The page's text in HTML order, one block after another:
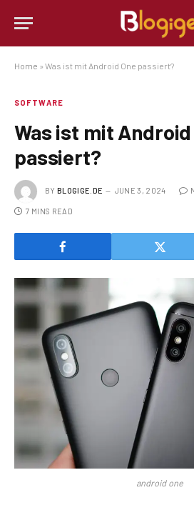
Home » Was ist mit Android One passiert?
SOFTWARE
Was ist mit Android
passiert?
BY BLOGIGE.DE JUNE 3, 2024
7 MINS READ
android one